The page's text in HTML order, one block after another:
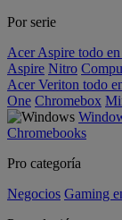
Por serie
Acer Aspire todo
Aspire Nitro
Acer Veriton todo
One Chromebox
Chromebooks
Pro categoría
Negocios Gaming